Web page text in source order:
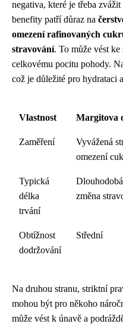
negativa, které je třeba
benefity patří důraz na
omezení rafinovaných
stravování. To může vést ke
celkovému pocitu pohody.
což je důležité pro hydrataci
Vlastnost Margitova
Zaměření
Vyvážená
omezení
Typická
délka
trvání
Dlouhodobá
změna
Obtížnost
dodržování
Střední
Na druhou stranu, striktní
mohou být pro někoho
může vést k únavě a